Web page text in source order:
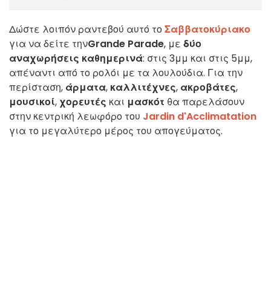
Δώστε λοιπόν ραντεβού αυτό τοΣαββατοκύριακο
για να δείτε τηνGrande Parade, με δύο
αναχωρήσεις καθημερινά: στις 3μμ και στις 5μμ,
απέναντι από το ρολόι με τα λουλούδια. Για την
περίσταση, άρματα, καλλιτέχνες, ακροβάτες,
μουσικοί, χορευτές και μασκότ θα παρελάσουν
στην κεντρική λεωφόρο του Jardin d'Acclimatation
για το μεγαλύτερο μέρος του απογεύματος.